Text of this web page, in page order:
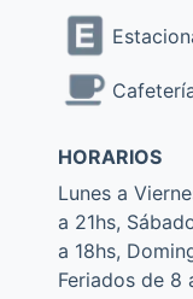
HORARIOS
Lunes a
a 21hs,
a 18hs,
Feriados de 8